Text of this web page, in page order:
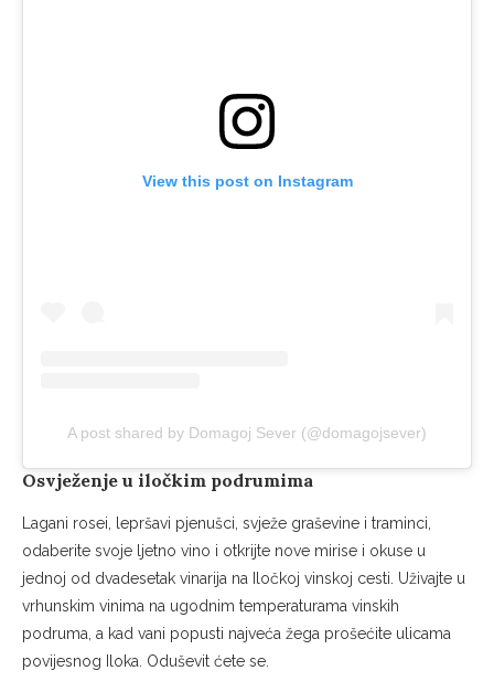
View this post on Instagram
A post shared by Domagoj Sever (@domagojsever)
Osvježenje u iločkim podrumima
Lagani rosei, lepršavi pjenušci, svježe graševine i traminci,
odaberite svoje ljetno vino i otkrijte nove mirise i okuse u
jednoj od dvadesetak vinarija na Iločkoj vinskoj cesti. Uživajte u
vrhunskim vinima na ugodnim temperaturama vinskih
podruma, a kad vani popusti najveća žega prošećite ulicama
povijesnog Iloka. Oduševit ćete se.